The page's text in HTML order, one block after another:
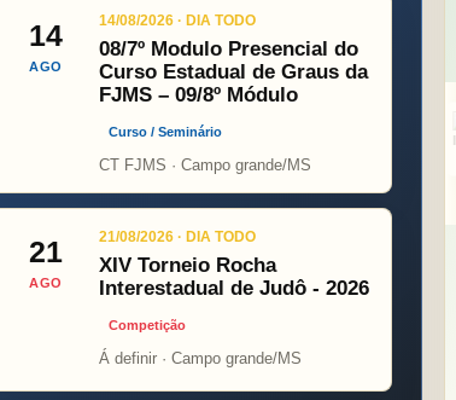
14
AGO
14/08/2026 · DIA TODO
08/7º Modulo Presencial do
Curso Estadual de Graus da
FJMS – 09/8º Módulo
Curso / Seminário
CT FJMS · Campo grande/MS
21
AGO
21/08/2026 · DIA TODO
XIV Torneio Rocha
Interestadual de Judô - 2026
Competição
Á definir · Campo grande/MS
ONÇA PINT PSOPJ IS Roza